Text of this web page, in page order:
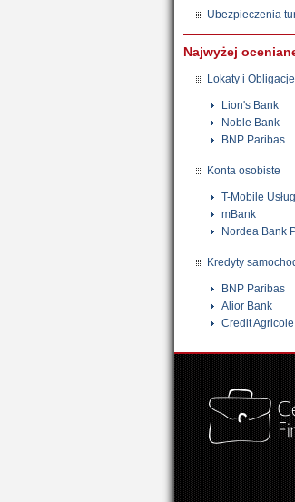
Ubezpieczenia
Najwyżej
Lokaty i Obligacje
Lion's Bank
Noble Bank
BNP Paribas
Konta osobiste
T-Mobile
mBank
Nordea Bank
Kredyty
BNP Paribas
Alior Bank
Credit